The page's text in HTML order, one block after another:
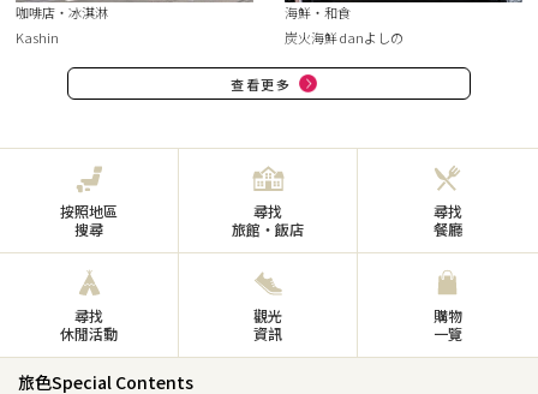
咖啡店・冰淇淋
Kashin
海鮮・和食
炭火海鮮 danよしの
查看更多
按照地區
搜尋
尋找
旅館・飯店
尋找
餐廳
尋找
休閒活動
觀光
資訊
購物
一覽
旅色Special Contents